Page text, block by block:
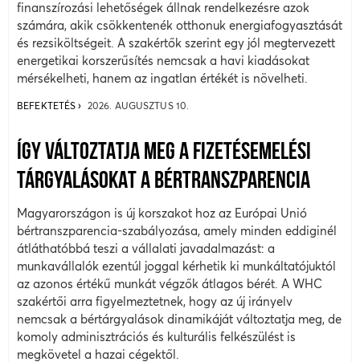
finanszírozási lehetőségek állnak rendelkezésre azok
számára, akik csökkentenék otthonuk energiafogyasztását
és rezsiköltségeit. A szakértők szerint egy jól megtervezett
energetikai korszerűsítés nemcsak a havi kiadásokat
mérsékelheti, hanem az ingatlan értékét is növelheti.
BEFEKTETÉS 2026. AUGUSZTUS 10.
ÍGY VÁLTOZTATJA MEG A FIZETÉSEMELÉSI
TÁRGYALÁSOKAT A BÉRTRANSZPARENCIA
Magyarországon is új korszakot hoz az Európai Unió
bértranszparencia-szabályozása, amely minden eddiginél
átláthatóbbá teszi a vállalati javadalmazást: a
munkavállalók ezentúl joggal kérhetik ki munkáltatójuktól
az azonos értékű munkát végzők átlagos bérét. A WHC
szakértői arra figyelmeztetnek, hogy az új irányelv
nemcsak a bértárgyalások dinamikáját változtatja meg, de
komoly adminisztrációs és kulturális felkészülést is
megkövetel a hazai cégektől.